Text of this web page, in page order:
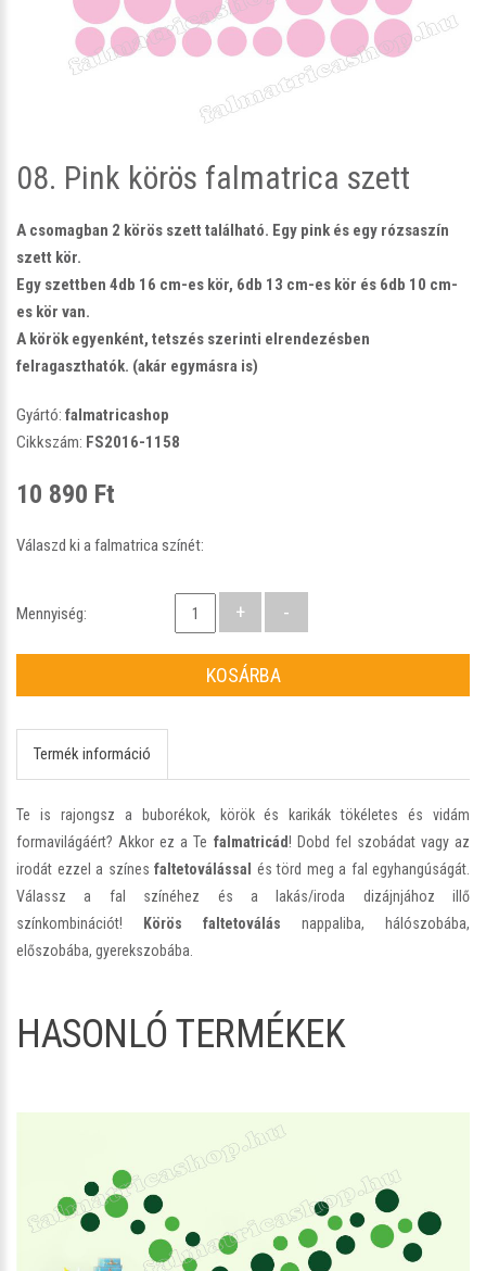
08. Pink körös falmatrica szett
A csomagban 2 körös szett található. Egy pink és egy rózsaszín
szett kör.
Egy szettben 4db 16 cm-es kör, 6db 13 cm-es kör és 6db 10 cm-
es kör van.
A körök egyenként, tetszés szerinti elrendezésben
felragaszthatók. (akár egymásra is)
Gyártó: falmatricashop
Cikkszám: FS2016-1158
10 890 Ft
Válaszd ki a falmatrica színét:
Mennyiség:
KOSÁRBA
Termék információ
Te is rajongsz a buborékok, körök és karikák tökéletes és vidám
formavilágáért? Akkor ez a Te falmatricád! Dobd fel szobádat vagy az
irodát ezzel a színes faltetoválással és törd meg a fal egyhangúságát.
Válassz a fal színéhez és a lakás/iroda dizájnjához illő
színkombinációt! Körös faltetoválás nappaliba, hálószobába,
előszobába, gyerekszobába.
HASONLÓ TERMÉKEK